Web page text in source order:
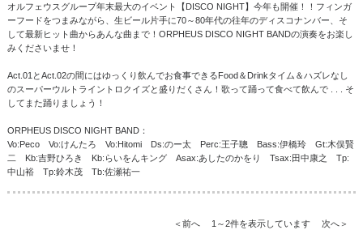
オルフェウスグループ年末最大のイベント【DISCO NIGHT】今年も開催！！フィンガ
ーフードをつまみながら、生ビール片手に70～80年代の往年のディスコナンバー、そ
して最新ヒット曲からあんな曲まで！ORPHEUS DISCO NIGHT BANDの演奏をお楽し
みくださいませ！
Act.01とAct.02の間にはゆっくり飲んでお食事できるFood＆Drinkタイム＆ハズレなし
のスーパーウルトライントロクイズと盛りだくさん！歌って踊って食べて飲んで . . . そ
してまた踊りましょう！
ORPHEUS DISCO NIGHT BAND：
Vo:Peco Vo:けんたろ Vo:Hitomi Ds:のー太 Perc:王子聰 Bass:伊橋玲 Gt:木俣賢
二 Kb:吉野ひろき Kb:らいをんキング Asax:あしたのかをり Tsax:田中康之 Tp:
中山裕 Tp:鈴木茂 Tb:佐瀬祐一
＜前へ 1～2件を表示しています 次へ＞